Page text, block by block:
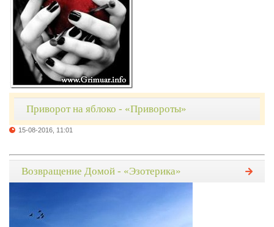
Приворот на яблоко - «Привороты»
15-08-2016, 11:01
Возвращение Домой - «Эзотерика»